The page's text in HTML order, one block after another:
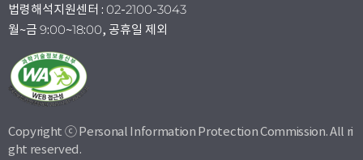
법령해석지원센터 : 02-2100-3043
월~금 9:00~18:00, 공휴일 제외
Copyright ⓒ Personal Information Protection Commission. All ri
ght reserved.